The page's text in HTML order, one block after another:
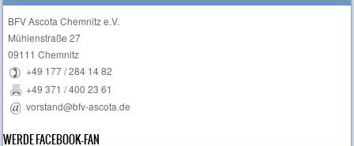
BFV Ascota Chemnitz e.V.
Mühlenstraße 27
09111 Chemnitz
+49 177 / 284 14 82
+49 371 / 400 23 61
vorstand@bfv-ascota.de
WERDE FACEBOOK-FAN